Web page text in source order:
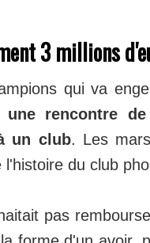
3 millions
qui va
une rencontre
un club. Les
du club
pas